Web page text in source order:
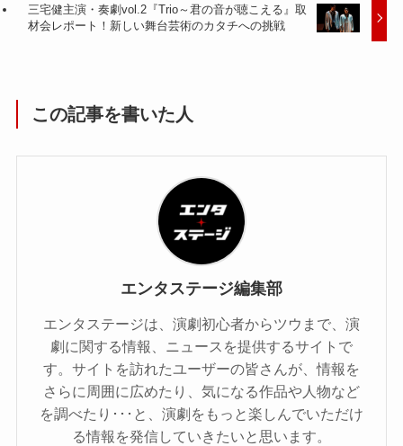
三宅健主演・奏劇vol.2『Trio～君の音が聴こえる』取
材会レポート！新しい舞台芸術のカタチへの挑戦
この記事を書いた人
エンタステージ編集部
エンタステージは、演劇初心者からツウまで、演
劇に関する情報、ニュースを提供するサイトで
す。サイトを訪れたユーザーの皆さんが、情報を
さらに周囲に広めたり、気になる作品や人物など
を調べたり･･･と、演劇をもっと楽しんでいただけ
る情報を発信していきたいと思います。